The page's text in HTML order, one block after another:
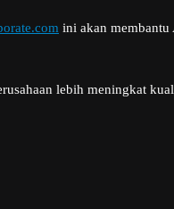
ini akan
lebih meningkat